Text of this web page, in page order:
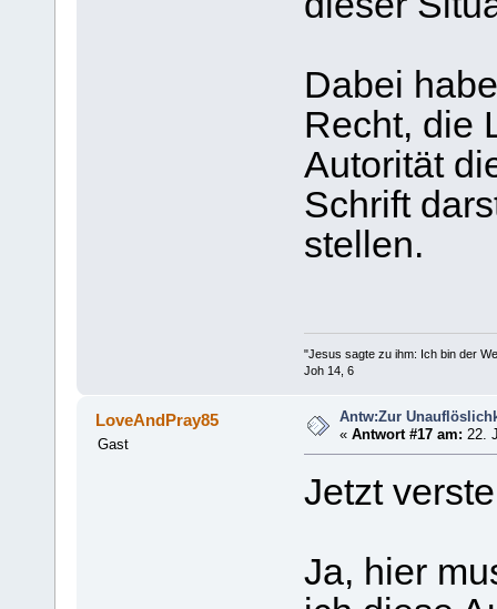
Dabei
Recht, die
Autorität
Schrift
stellen.
"Jesus sagte zu ihm: Ich bin der
Joh 14, 6
LoveAndPray85
Gast
Antw:Zur
«Antwort #17 am: 22.
Jetzt
Ja, hier